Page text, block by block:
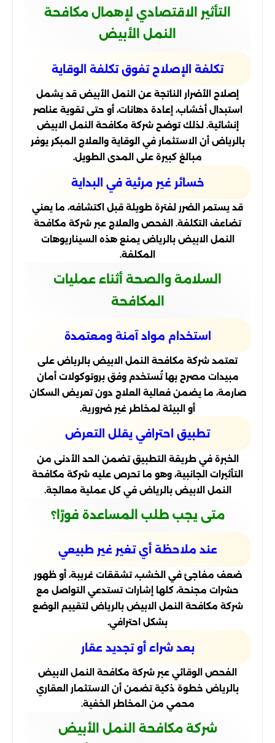
التأثير الاقتصادي لإهمال مكافحة
النمل الأبيض
تكلفة الإصلاح تفوق تكلفة الوقاية
إصلاح الأضرار الناتجة عن النمل الأبيض قد يشمل
استبدال أخشاب، إعادة دهانات، أو حتى تقوية عناصر
إنشائية. لذلك توضح شركة مكافحة النمل الابيض
بالرياض أن الاستثمار في الوقاية والعلاج المبكر يوفر
مبالغ كبيرة على المدى الطويل.
خسائر غير مرئية في البداية
قد يستمر الضرر لفترة طويلة قبل اكتشافه، ما يعني
تضاعف التكلفة. الفحص والعلاج عبر شركة مكافحة
النمل الابيض بالرياض يمنع هذه السيناريوهات
المكلفة.
السلامة والصحة أثناء عمليات
المكافحة
استخدام مواد آمنة ومعتمدة
تعتمد شركة مكافحة النمل الابيض بالرياض على
مبيدات مصرح بها تُستخدم وفق بروتوكولات أمان
صارمة، ما يضمن فعالية العلاج دون تعريض السكان
أو البيئة لمخاطر غير ضرورية.
تطبيق احترافي يقلل التعرض
الخبرة في طريقة التطبيق تضمن الحد الأدنى من
التأثيرات الجانبية، وهو ما تحرص عليه شركة مكافحة
النمل الابيض بالرياض في كل عملية معالجة.
متى يجب طلب المساعدة فورًا؟
عند ملاحظة أي تغير غير طبيعي
ضعف مفاجئ في الخشب، تشققات غريبة، أو ظهور
حشرات مجنحة، كلها إشارات تستدعي التواصل مع
شركة مكافحة النمل الابيض بالرياض لتقييم الوضع
بشكل احترافي.
بعد شراء أو تجديد عقار
الفحص الوقائي عبر شركة مكافحة النمل الابيض
بالرياض خطوة ذكية تضمن أن الاستثمار العقاري
محمي من المخاطر الخفية.
شركة مكافحة النمل الأبيض